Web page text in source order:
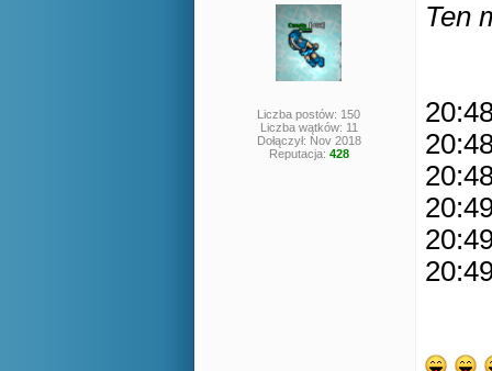
Liczba postów: 150
Liczba wątków: 11
Dołączył: Nov 2018
Reputacja: 428
Ten